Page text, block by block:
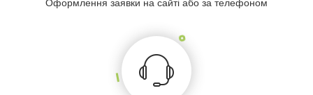
Оформлення заявки на сайті або за телефоном